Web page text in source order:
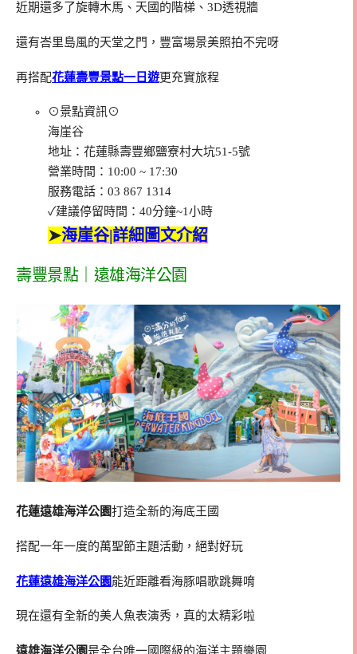
近期還多了旋轉木馬、天國的階梯、3D透視牆
還有峇里島風的天堂之門，豐富場景美照拍不完呀
再搭配花蓮壽豐景點一日遊更充實旅程
⊙景點資訊⊙
海崖谷
地址：花蓮縣壽豐鄉鹽寮村大坑51-5號
營業時間：10:00 ~ 17:30
服務電話：03 867 1314
✓建議停留時間：40分鐘~1小時
➤海崖谷|詳細圖文介紹
壽豐景點｜遠雄海洋公園
花蓮遠雄海洋公園打造全新的海底王國
搭配一年一度的萬聖節主題活動，絕對好玩
花蓮遠雄海洋公園能近距離看海豚唱歌跳舞唷
現在還有全新的美人魚表演秀，真的太精彩啦
遠雄海洋公園是全台唯一國際級的海洋主題樂園